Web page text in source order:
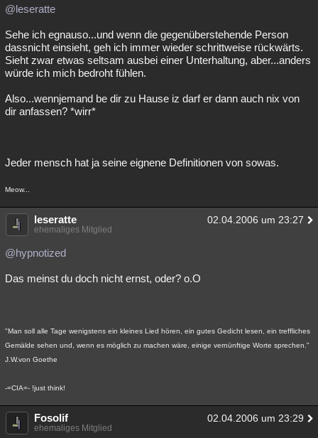
@leseratte
Sehe ich egnauso...und wenn die gegenüberstehende Person
dassnicht einsieht, geh ich immer wieder schrittweise rückwärts.
Sieht zwar etwas seltsam ausbei einer Unterhaltung, aber...anders
würde ich mich bedroht fühlen.
Also...wennjemand be dir zu Hause iz darf er dann auch nix von
dir anfassen? *wirr*
Jeder mensch hat ja seine eignene Definitionen von sowas.
Meow...
leseratte 02.04.2006 um 23:27
ehemaliges Mitglied
@hypnotized
Das meinst du doch nicht ernst, oder? o.O
"Man soll alle Tage wenigstens ein kleines Lied hören, ein gutes Gedicht lesen, ein treffliches
Gemälde sehen und, wenn es möglich zu machen wäre, einige vernünftige Worte sprechen."
J.W.von Goethe
-=CIA=- !just think!
Fosolif 02.04.2006 um 23:29
ehemaliges Mitglied